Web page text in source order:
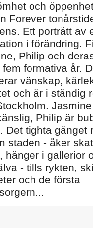
och
Forever
Ett porträtt av
i förändring.
Philip och
fem formativa år.
vänskap,
och är i ständig
Philip är
Det tighta gänget
staden - åker
hänger i gallerior
- tills rykten,
och de första